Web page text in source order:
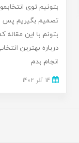
بتونیم توی
تصمیم بگیریم پس
بتونم با این مقاله
درباره بهترین
انجام بدم